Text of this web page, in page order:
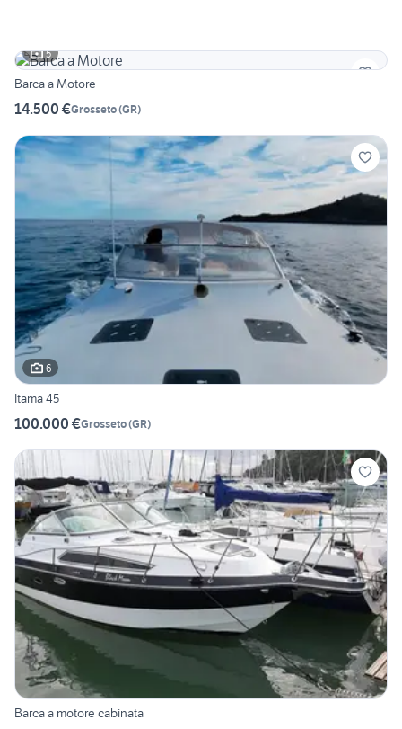
5
Barca a Motore
14.500 €Grosseto(GR)
6
Itama 45
100.000 €Grosseto(GR)
Barca a motore cabinata